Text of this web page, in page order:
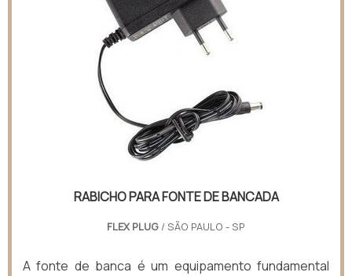
RABICHO PARA FONTE DE BANCADA
FLEX PLUG / SÃO PAULO - SP
A fonte de banca é um equipamento fundamental